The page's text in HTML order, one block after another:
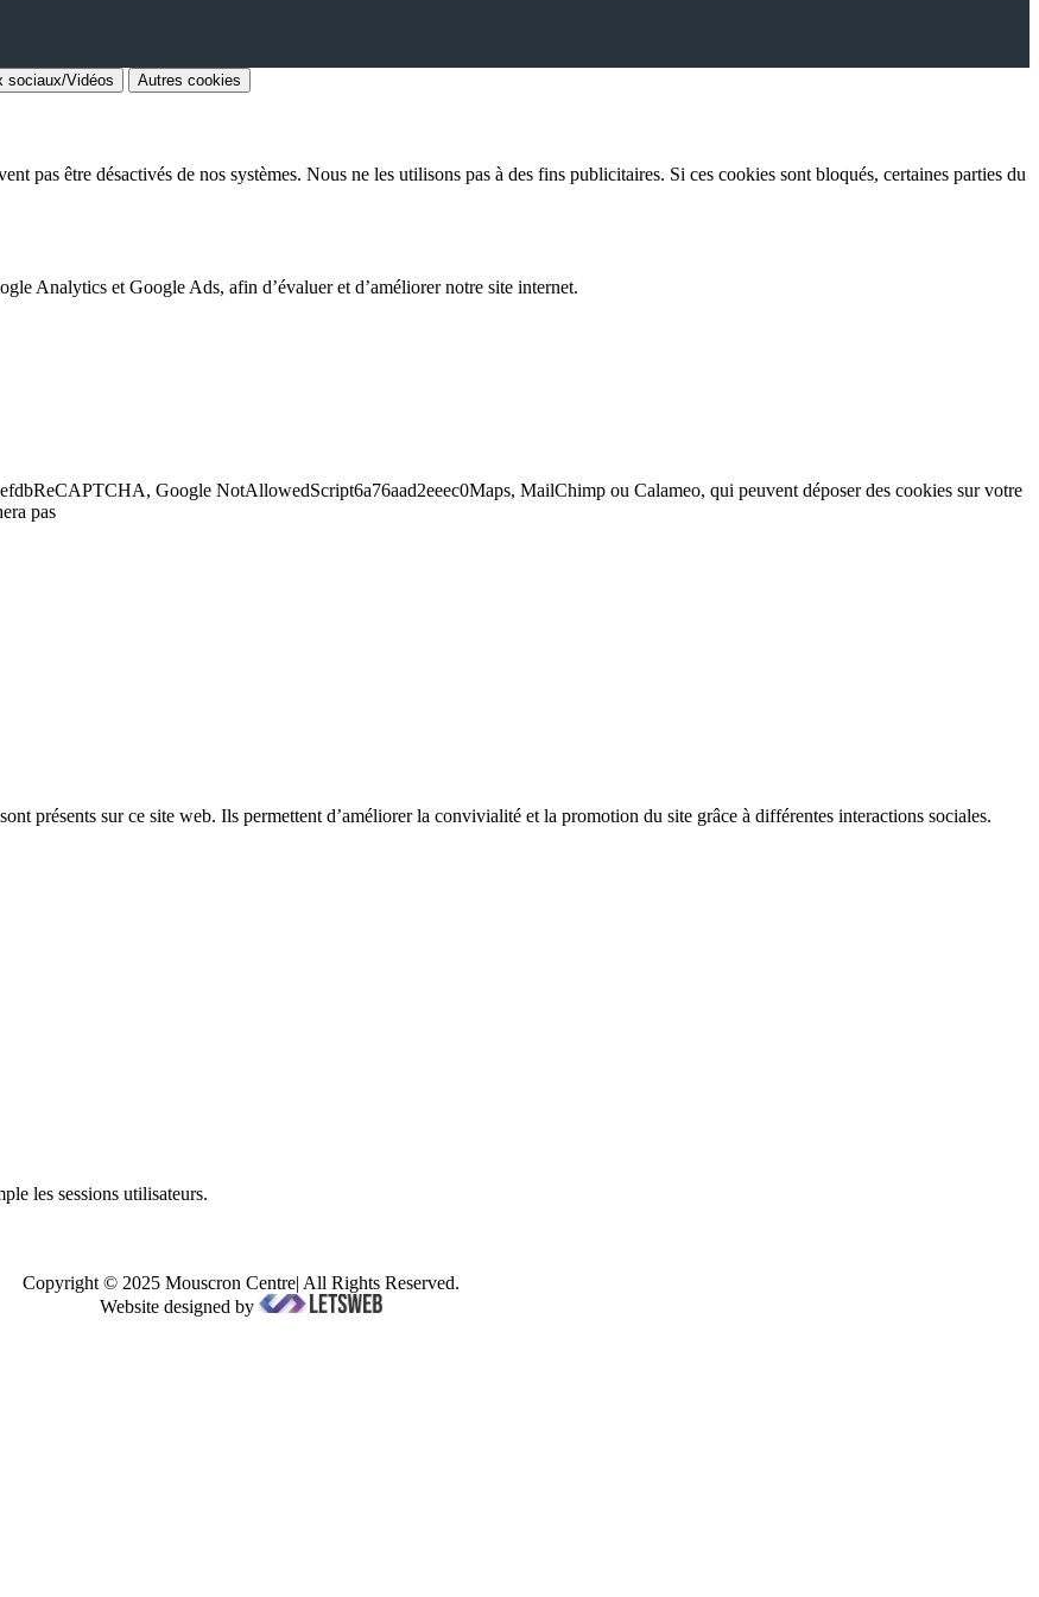
sociaux/Vidéos Autres cookies
pas être désactivés de nos systèmes. Nous ne les utilisons pas à des fins publicitaires. Si ces cookies sont bloqués, certaines parties du
Analytics et Google Ads, afin d’évaluer et d’améliorer notre site internet.
Google NotAllowedScript6a76aad2eeec0Maps, MailChimp ou Calameo, qui peuvent déposer des cookies sur votre
pas
présents sur ce site web. Ils permettent d’améliorer la convivialité et la promotion du site grâce à différentes interactions sociales.
les sessions utilisateurs.
Copyright © 2025 Mouscron Centre| All Rights Reserved.
Website designed by